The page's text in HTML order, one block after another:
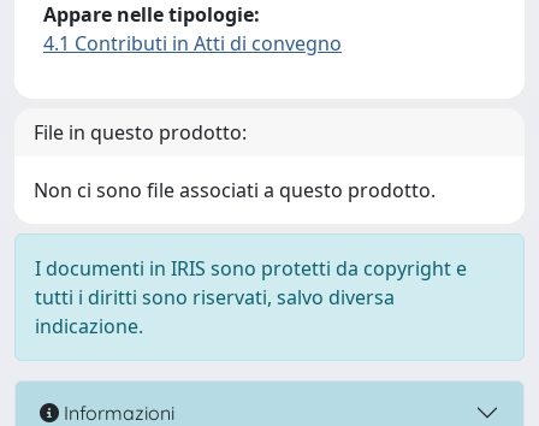
Appare nelle tipologie:
4.1 Contributi in Atti di convegno
File in questo prodotto:
Non ci sono file associati a questo prodotto.
I documenti in IRIS sono protetti da copyright e
tutti i diritti sono riservati, salvo diversa
indicazione.
Informazioni